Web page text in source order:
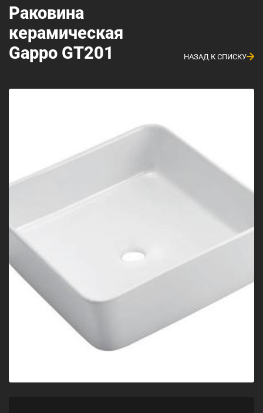
Раковина
керамическая
Gappo GT201
НАЗАД К СПИСКУ